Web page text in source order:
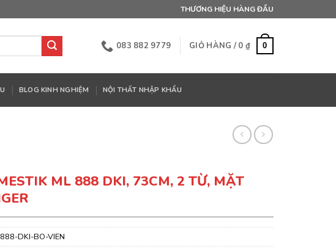
THƯƠNG HIỆU HÀNG ĐẦU
083 882 9779 GIỎ HÀNG / 0 ₫ 0
BLOG KINH NGHIỆM NỘI THẤT NHẬP KHẨU
ML 888 DKI, 73CM, 2 TỪ, MẶT
DKI-BO-VIEN